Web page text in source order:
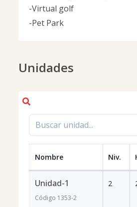
-Virtual golf
-Pet Park
Unidades
Nombre Niv.
Unidad-1
Código 1353-2
2